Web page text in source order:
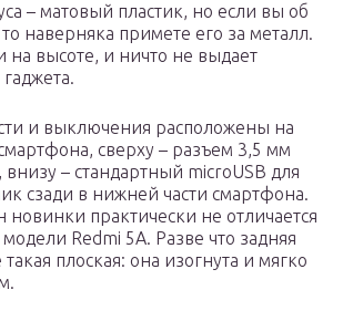
– матовый пластик, но если вы об
наверняка примете его за металл.
на высоте, и ничто не выдает
и выключения расположены на
сверху – разъем 3,5 мм
– стандартный microUSB для
сзади в нижней части смартфона.
новинки практически не отличается
Redmi 5A. Разве что задняя
плоская: она изогнута и мягко